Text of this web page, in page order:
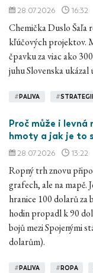
28.07.2026 16:32
Chemička Duslo Šaľa
kľúčových projektov.
čpavku za viac ako
juhu Slovenska
# PALIVA #
Proč může i levná
hmoty a jak je to
28.07.2026 13:22
Ropný trh znovu
grafech, ale na mapě.
hranice 100 dolarů za
hodin propadl k 90
bojů mezi Spojenými
dolarům).
# PALIVA # ROPA